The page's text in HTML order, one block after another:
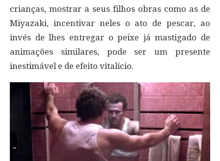
crianças, mostrar a seus filhos obras como as de
Miyazaki, incentivar neles o ato de pescar, ao
invés de lhes entregar o peixe já mastigado de
animações similares, pode ser um presente
inestimável e de efeito vitalício.